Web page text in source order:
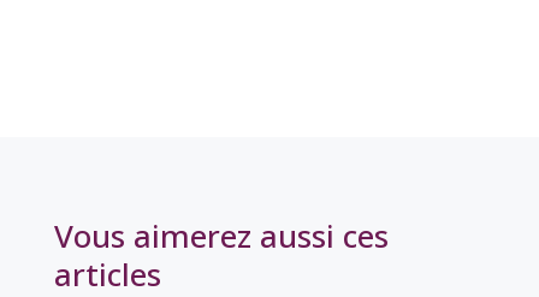
Vous aimerez aussi ces
articles